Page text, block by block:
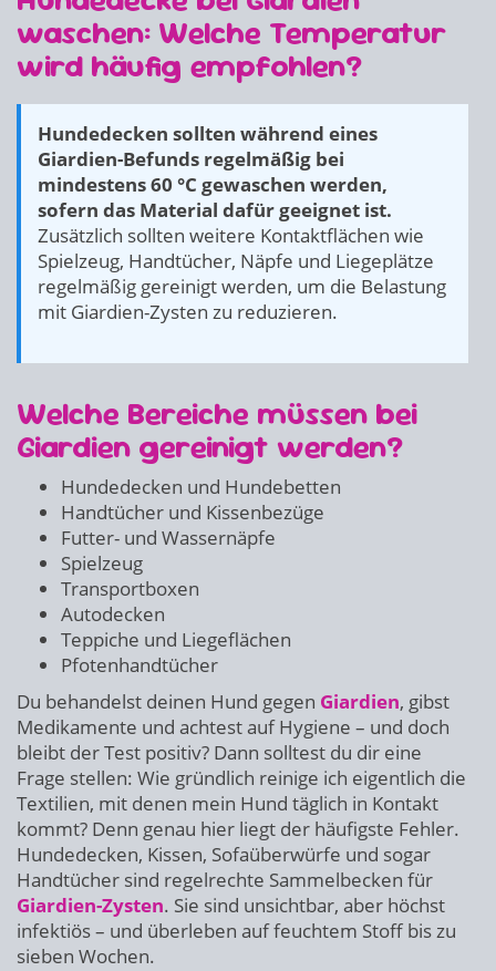
waschen: Welche Temperatur
wird häufig empfohlen?
Hundedecken sollten während eines
Giardien-Befunds regelmäßig bei
mindestens 60 °C gewaschen werden,
sofern das Material dafür geeignet ist.
Zusätzlich sollten weitere Kontaktflächen wie
Spielzeug, Handtücher, Näpfe und Liegeplätze
regelmäßig gereinigt werden, um die Belastung
mit Giardien-Zysten zu reduzieren.
Welche Bereiche müssen bei
Giardien gereinigt werden?
Hundedecken und Hundebetten
Handtücher und Kissenbezüge
Futter- und Wassernäpfe
Spielzeug
Transportboxen
Autodecken
Teppiche und Liegeflächen
Pfotenhandtücher
Du behandelst deinen Hund gegen Giardien, gibst
Medikamente und achtest auf Hygiene – und doch
bleibt der Test positiv? Dann solltest du dir eine
Frage stellen: Wie gründlich reinige ich eigentlich die
Textilien, mit denen mein Hund täglich in Kontakt
kommt? Denn genau hier liegt der häufigste Fehler.
Hundedecken, Kissen, Sofaüberwürfe und sogar
Handtücher sind regelrechte Sammelbecken für
Giardien-Zysten. Sie sind unsichtbar, aber höchst
infektiös – und überleben auf feuchtem Stoff bis zu
sieben Wochen.